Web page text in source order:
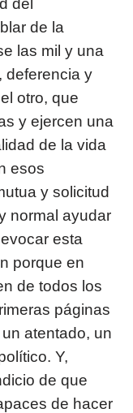
del
de la
las mil y una
deferencia y
otro, que
y ejercen una
de la vida
esos
y solicitud
normal ayudar
esta
porque en
de todos los
páginas
atentado, un
Y,
de que
de hacer